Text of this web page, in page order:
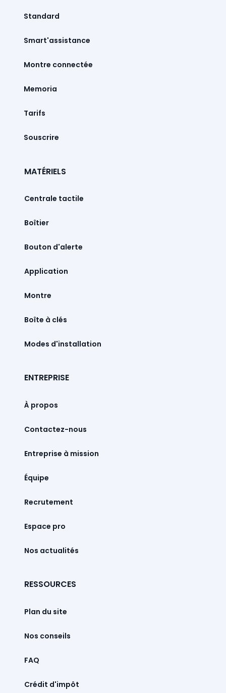
Standard
Smart'assistance
Montre connectée
Memoria
Tarifs
Souscrire
MATÉRIELS
Centrale tactile
Boîtier
Bouton d'alerte
Montre
Boîte à clés
Modes d'installation
ENTREPRISE
À propos
Contactez-nous
Entreprise à mission
Équipe
Recrutement
Espace pro
Nos actualités
RESSOURCES
Plan du site
Nos conseils
FAQ
Crédit d'impôt